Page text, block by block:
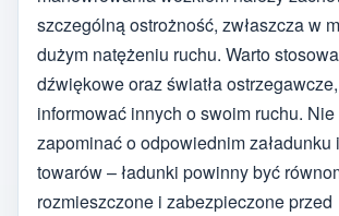
szczególną ostrożność, zwłaszcza w
dużym natężeniu ruchu. Warto
dźwiękowe oraz światła
informować innych o swoim ruchu.
zapominać o odpowiednim załadunku
towarów – ładunki powinny być
rozmieszczone i zabezpieczone przed